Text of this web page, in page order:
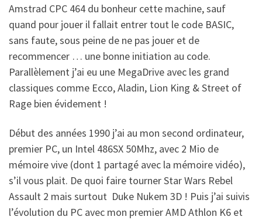
Amstrad CPC 464 du bonheur cette machine, sauf
quand pour jouer il fallait entrer tout le code BASIC,
sans faute, sous peine de ne pas jouer et de
recommencer … une bonne initiation au code.
Parallèlement j’ai eu une MegaDrive avec les grand
classiques comme Ecco, Aladin, Lion King & Street of
Rage bien évidement !
Début des années 1990 j’ai au mon second ordinateur,
premier PC, un Intel 486SX 50Mhz, avec 2 Mio de
mémoire vive (dont 1 partagé avec la mémoire vidéo),
s’il vous plait. De quoi faire tourner Star Wars Rebel
Assault 2 mais surtout Duke Nukem 3D ! Puis j’ai suivis
l’évolution du PC avec mon premier AMD Athlon K6 et